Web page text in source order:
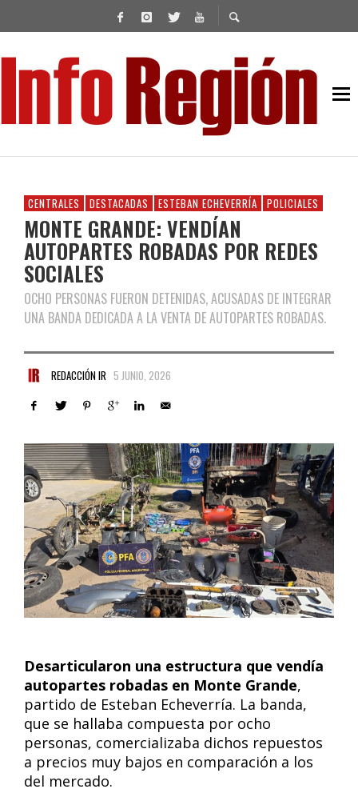
CENTRALES DESTACADAS ESTEBAN ECHEVERRÍA POLICIALES
MONTE GRANDE: VENDÍAN
AUTOPARTES ROBADAS POR REDES
SOCIALES
OCHO PERSONAS FUERON DETENIDAS, ACUSADAS DE INTEGRAR
UNA BANDA DEDICADA A LA VENTA DE AUTOPARTES ROBADAS.
REDACCIÓN IR 5 JUNIO, 2026
Desarticularon una estructura que vendía
autopartes robadas en Monte Grande,
partido de Esteban Echeverría. La banda,
que se hallaba compuesta por ocho
personas, comercializaba dichos repuestos
a precios muy bajos en comparación a los
del mercado.